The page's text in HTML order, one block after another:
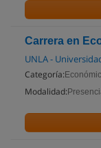
Carrera en
UNLA -
Categoría:
Modalidad: